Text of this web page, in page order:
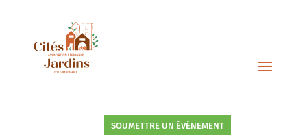
SOUMETTRE UN ÉVÉNEMENT